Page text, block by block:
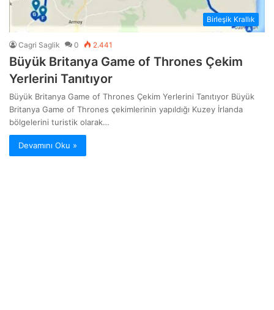
Birleşik Krallık
Cagri Saglik 0 2.441
Büyük Britanya Game of Thrones Çekim
Yerlerini Tanıtıyor
Büyük Britanya Game of Thrones Çekim Yerlerini Tanıtıyor Büyük
Britanya Game of Thrones çekimlerinin yapıldığı Kuzey İrlanda
bölgelerini turistik olarak…
Devamını Oku »